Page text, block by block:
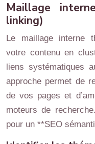
Maillage
linking)
Le maillage interne
votre contenu en
liens systématiques
approche permet de
de vos pages et
moteurs de
pour un **SEO